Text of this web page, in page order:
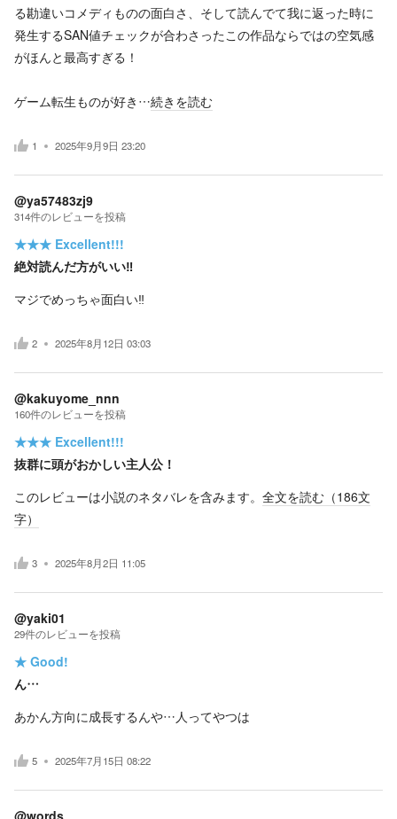
る勘違いコメディものの面白さ、そして読んでて我に返った時に
発生するSAN値チェックが合わさったこの作品ならではの空気感
がほんと最高すぎる！
ゲーム転生ものが好き…続きを読む
1 2025年9月9日 23:20
@ya57483zj9
314件のレビューを投稿
★★★ Excellent!!!
絶対読んだ方がいい‼️
マジでめっちゃ面白い‼️
2 2025年8月12日 03:03
@kakuyome_nnn
160件のレビューを投稿
★★★ Excellent!!!
抜群に頭がおかしい主人公！
このレビューは小説のネタバレを含みます。 全文を読む（186文
字）
3 2025年8月2日 11:05
@yaki01
29件のレビューを投稿
★ Good!
ん…
あかん方向に成長するんや…人ってやつは
5 2025年7月15日 08:22
@words